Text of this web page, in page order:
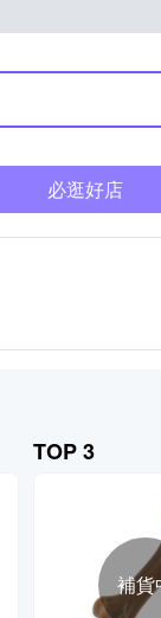
必逛好店
TOP 3
補貨